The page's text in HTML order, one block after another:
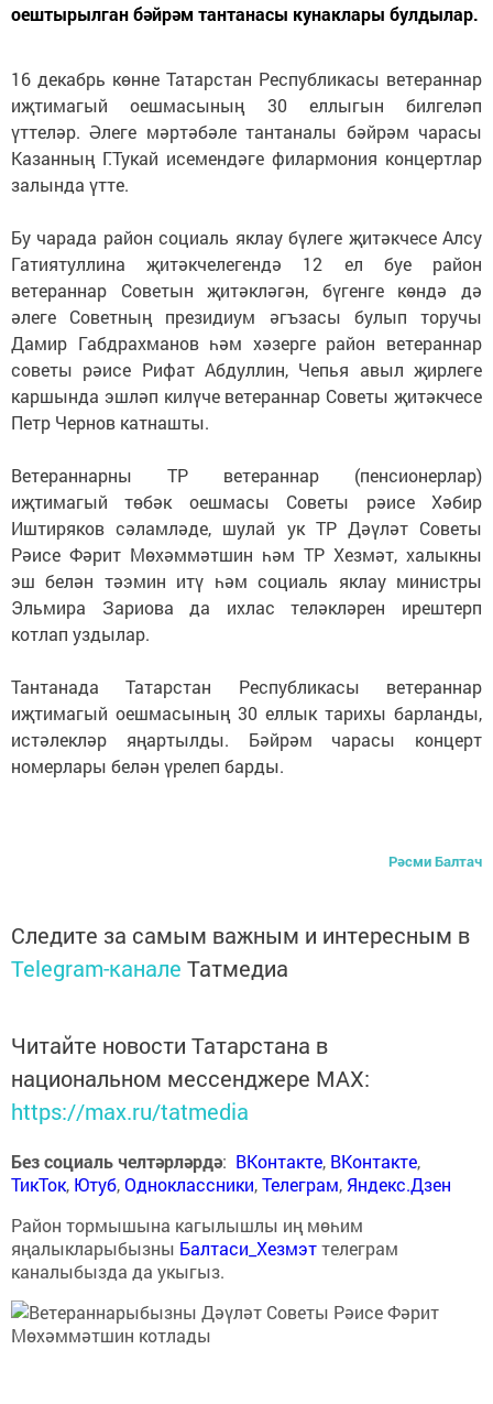
оештырылган бәйрәм тантанасы кунаклары булдылар.
16 декабрь көнне Татарстан Республикасы ветераннар
иҗтимагый оешмасының 30 еллыгын билгеләп
үттеләр. Әлеге мәртәбәле тантаналы бәйрәм чарасы
Казанның Г.Тукай исемендәге филармония концертлар
залында үтте.
Бу чарада район социаль яклау бүлеге җитәкчесе Алсу
Гатиятуллина җитәкчелегендә 12 ел буе район
ветераннар Советын җитәкләгән, бүгенге көндә дә
әлеге Советның президиум әгъзасы булып торучы
Дамир Габдрахманов һәм хәзерге район ветераннар
советы рәисе Рифат Абдуллин, Чепья авыл җирлеге
каршында эшләп килүче ветераннар Советы җитәкчесе
Петр Чернов катнашты.
Ветераннарны ТР ветераннар (пенсионерлар)
иҗтимагый төбәк оешмасы Советы рәисе Хәбир
Иштиряков сәламләде, шулай ук ТР Дәүләт Советы
Рәисе Фәрит Мөхәммәтшин һәм ТР Хезмәт, халыкны
эш белән тәэмин итү һәм социаль яклау министры
Эльмира Зариова да ихлас теләкләрен ирештерп
котлап уздылар.
Тантанада Татарстан Республикасы ветераннар
иҗтимагый оешмасының 30 еллык тарихы барланды,
истәлекләр яңартылды. Бәйрәм чарасы концерт
номерлары белән үрелеп барды.
Рәсми Балтач
Следите за самым важным и интересным в
Telegram-канале Татмедиа
Читайте новости Татарстана в
национальном мессенджере MАХ:
https://max.ru/tatmedia
Без социаль челтәрләрдә: ВКонтакте, ВКонтакте,
ТикТок, Ютуб,Одноклассники,Телеграм, Яндекс.Дзен
Район тормышына кагылышлы иң мөһим
яңалыкларыбызны Балтаси_Хезмэттелеграм
каналыбызда да укыгыз.